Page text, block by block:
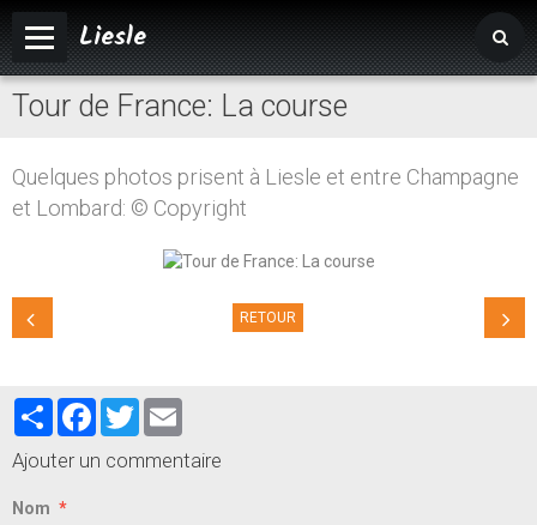
Liesle
Accueil
Vivre à Liesle
Tour de France: La course
Quelques photos prisent à Liesle et entre Champagne
et Lombard: © Copyright
RETOUR
PartagerFacebook
Twitter
Ajouter un commentaire
Nom